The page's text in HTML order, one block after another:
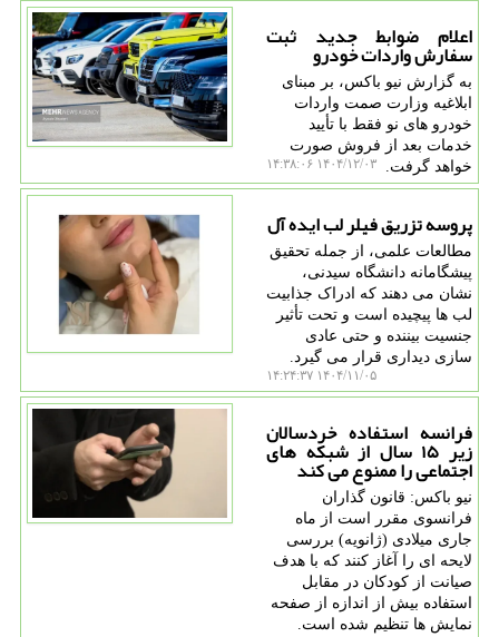
اعلام ضوابط جدید ثبت
سفارش واردات خودرو
به گزارش نیو باکس، بر مبنای
ابلاغیه وزارت صمت واردات
خودرو های نو فقط با تأیید
خدمات بعد از فروش صورت
خواهد گرفت.
۱۴۰۴/۱۲/۰۳ ۱۴:۳۸:۰۶
پروسه تزریق فیلر لب ایده آل
مطالعات علمی، از جمله تحقیق
پیشگامانه دانشگاه سیدنی،
نشان می دهند که ادراک جذابیت
لب ها پیچیده است و تحت تأثیر
جنسیت بیننده و حتی عادی
سازی دیداری قرار می گیرد.
۱۴۰۴/۱۱/۰۵ ۱۴:۲۴:۳۷
فرانسه استفاده خردسالان
زیر ۱۵ سال از شبکه های
اجتماعی را ممنوع می کند
نیو باکس: قانون گذاران
فرانسوی مقرر است از ماه
جاری میلادی (ژانویه) بررسی
لایحه ای را آغاز کنند که با هدف
صیانت از کودکان در مقابل
استفاده بیش از اندازه از صفحه
نمایش ها تنظیم شده است.